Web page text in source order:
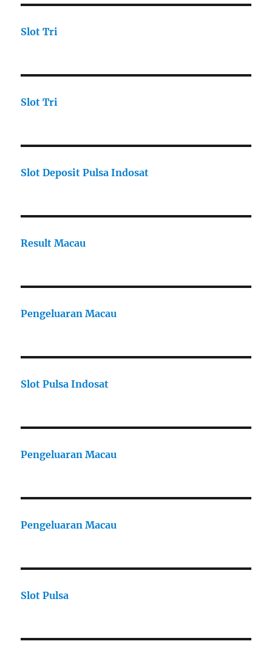
Slot Tri
Slot Tri
Slot Deposit Pulsa Indosat
Result Macau
Pengeluaran Macau
Slot Pulsa Indosat
Pengeluaran Macau
Pengeluaran Macau
Slot Pulsa